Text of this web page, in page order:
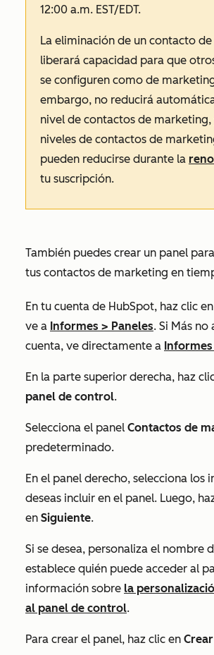
12:00 a.m. EST/EDT.
La eliminación de un contacto
liberará capacidad para que
se configuren como de
embargo, no reducirá
nivel de contactos de marketing,
niveles de contactos de
pueden reducirse durante la
tu suscripción.
También puedes crear un panel
tus contactos de marketing en
En tu cuenta de HubSpot, haz clic en
ve a Informes > Paneles. Si Más no
cuenta, ve directamente a Informes
En la parte superior derecha, haz
panel de control.
Selecciona el panel Contactos de
predeterminado.
En el panel derecho, selecciona los
deseas incluir en el panel. Luego,
en Siguiente.
Si se desea, personaliza el nombre
establece quién puede acceder al
información sobre la
al panel de control.
Para crear el panel, haz clic en